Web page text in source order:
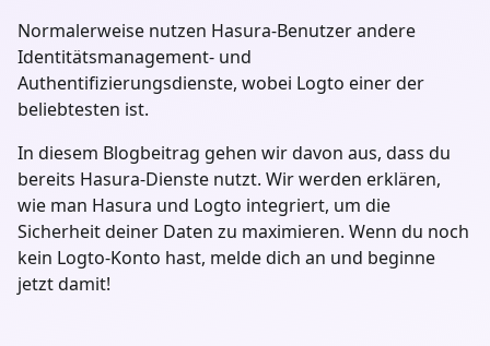
Normalerweise nutzen Hasura-Benutzer andere
Identitätsmanagement- und
Authentifizierungsdienste, wobei Logto einer der
beliebtesten ist.
In diesem Blogbeitrag gehen wir davon aus, dass du
bereits Hasura-Dienste nutzt. Wir werden erklären,
wie man Hasura und Logto integriert, um die
Sicherheit deiner Daten zu maximieren. Wenn du noch
kein Logto-Konto hast, melde dich an und beginne
jetzt damit!